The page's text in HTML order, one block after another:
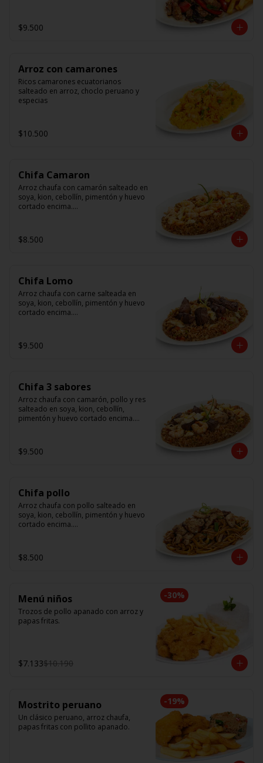
$9.500
Arroz con camarones
Ricos camarones ecuatorianos
salteado en arroz, choclo peruano y
especias
$10.500
Chifa Camaron
Arroz chaufa con camarón salteado en
soya, kion, cebollín, pimentón y huevo
cortado encima.
soya, cebollín, tomate y cebolla
morada.
$8.500
Chifa Lomo
Arroz chaufa con carne salteada en
soya, kion, cebollín, pimentón y huevo
cortado encima.
cebollín, tomate y cebolla morada.
$9.500
Chifa 3 sabores
Arroz chaufa con camarón, pollo y res
salteado en soya, kion, cebollín,
pimentón y huevo cortado encima.
salteado en soya, cebollín, tomate y
cebolla morada.
$9.500
Chifa pollo
Arroz chaufa con pollo salteado en
soya, kion, cebollín, pimentón y huevo
cortado encima.
cebollín, tomate y cebolla morada.
$8.500
-30%
Menú niños
Trozos de pollo apanado con arroz y
papas fritas.
$7.133$10.190
-19%
Mostrito peruano
Un clásico peruano, arroz chaufa,
papas fritas con pollito apanado.